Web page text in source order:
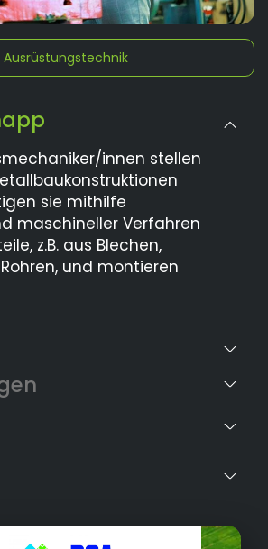
Ausrüstungstechnik
innen stellen
sie mithilfe
maschineller Verfahren
z.B. aus Blechen,
und montieren